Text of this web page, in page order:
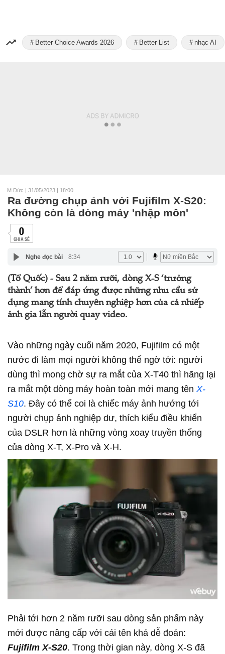
Better Choice Awards 2026 Better List nhạc AI
M.Đức | 31/05/2023 | 18:00
Ra đường chụp ảnh với Fujifilm X-S20:
Không còn là dòng máy 'nhập môn'
0
CHIA SẺ
Nghe đọc bài 8:34
(Tổ Quốc) - Sau 2 năm rưỡi, dòng X-S ‘trưởng
thành’ hơn để đáp ứng được những nhu cầu sử
dụng mang tính chuyên nghiệp hơn của cả nhiếp
ảnh gia lẫn người quay video.
Vào những ngày cuối năm 2020, Fujifilm có một
nước đi làm mọi người không thể ngờ tới: người
dùng thì mong chờ sự ra mắt của X-T40 thì hãng lại
ra mắt một dòng máy hoàn toàn mới mang tên X-
S10. Đây có thể coi là chiếc máy ảnh hướng tới
người chụp ảnh nghiệp dư, thích kiểu điều khiển
của DSLR hơn là những vòng xoay truyền thống
của dòng X-T, X-Pro và X-H.
Phải tới hơn 2 năm rưỡi sau dòng sản phẩm này
mới được nâng cấp với cái tên khá dễ đoán:
Fujifilm X-S20. Trong thời gian này, dòng X-S đã